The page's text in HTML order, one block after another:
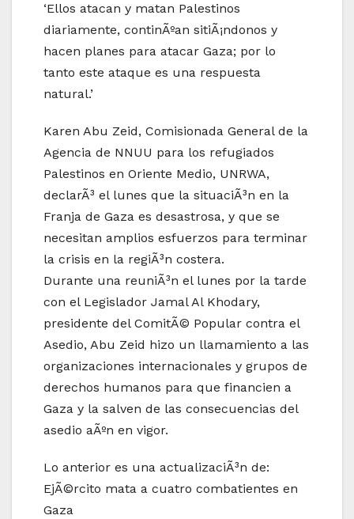
‘Ellos atacan y matan Palestinos
diariamente, continÃºan sitiÃ¡ndonos y
hacen planes para atacar Gaza; por lo
tanto este ataque es una respuesta
natural.’
Karen Abu Zeid, Comisionada General de la
Agencia de NNUU para los refugiados
Palestinos en Oriente Medio, UNRWA,
declarÃ³ el lunes que la situaciÃ³n en la
Franja de Gaza es desastrosa, y que se
necesitan amplios esfuerzos para terminar
la crisis en la regiÃ³n costera.
Durante una reuniÃ³n el lunes por la tarde
con el Legislador Jamal Al Khodary,
presidente del ComitÃ© Popular contra el
Asedio, Abu Zeid hizo un llamamiento a las
organizaciones internacionales y grupos de
derechos humanos para que financien a
Gaza y la salven de las consecuencias del
asedio aÃºn en vigor.
Lo anterior es una actualizaciÃ³n de:
EjÃ©rcito mata a cuatro combatientes en
Gaza